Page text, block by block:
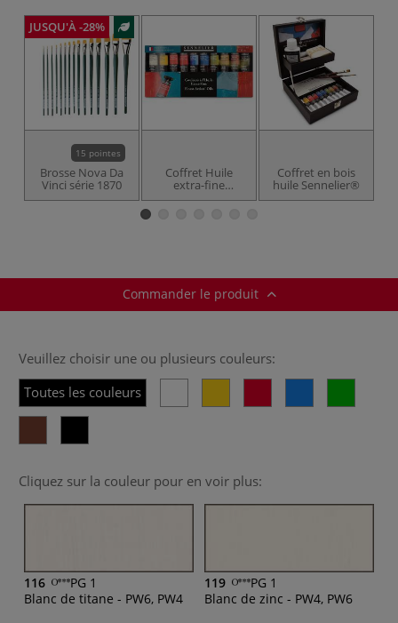
JUSQU'À -28%
15 pointes
Brosse Nova Da
Vinci série 1870
Coffret Huile
extra-fine
Sennelier®
Coffret en bois
huile Sennelier®
Commander le produit
Veuillez choisir une ou plusieurs couleurs:
Toutes les couleurs
Cliquez sur la couleur pour en voir plus:
116
PG 1
Blanc de titane - PW6, PW4
119
PG 1
Blanc de zinc - PW4, PW6